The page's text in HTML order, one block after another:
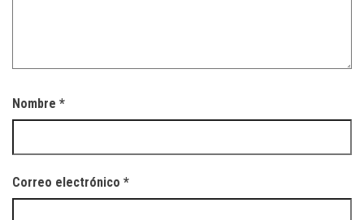
Nombre *
Correo electrónico *